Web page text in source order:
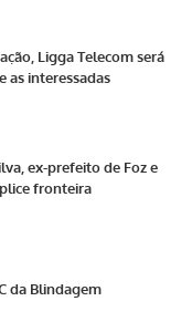
Ligga Telecom será
as interessadas
ex-prefeito de Foz e
fronteira
da Blindagem